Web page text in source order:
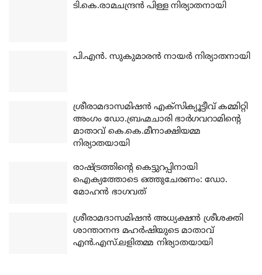
ടി.കെ.രാമചന്ദ്രന്‍ പിള്ള നിര്യാതനായി
പി.എന്‍. സുകുമാരന്‍ നായര്‍ നിര്യാതനായി
ശ്രീരാമദാസമിഷന്‍ എക്‌സിക്യൂട്ടീവ് കമ്മിറ്റി
അംഗം ഡോ.ബ്രഹ്മചാരി ഭാര്‍ഗവറാമിന്റെ
മാതാവ് കെ.കെ.മീനാക്ഷിയമ്മ
നിര്യാതയായി
രാഷ്ട്രത്തിന്റെ കെട്ടുറപ്പിനായി
ഐക്യത്തോടെ ഒത്തുചേരണം: ഡോ.
മോഹന്‍ ഭാഗവത്
ശ്രീരാമദാസമിഷന്‍ അധ്യക്ഷന്‍ ശ്രീശക്തി
ശാന്താനന്ദ മഹര്‍ഷിയുടെ മാതാവ്
എന്‍.എസ്.ലളിതമ്മ നിര്യാതയായി